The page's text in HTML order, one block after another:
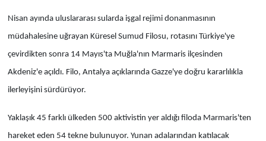
Nisan ayında uluslararası sularda işgal rejimi donanmasının
müdahalesine uğrayan Küresel Sumud Filosu, rotasını Türkiye'ye
çevirdikten sonra 14 Mayıs'ta Muğla'nın Marmaris ilçesinden
Akdeniz'e açıldı. Filo, Antalya açıklarında Gazze'ye doğru kararlılıkla
ilerleyişini sürdürüyor.
Yaklaşık 45 farklı ülkeden 500 aktivistin yer aldığı filoda Marmaris'ten
hareket eden 54 tekne bulunuyor. Yunan adalarından katılacak